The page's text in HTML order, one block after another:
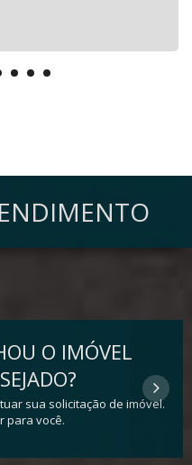
O IMÓVEL
sua solicitação de imóvel.
para você.